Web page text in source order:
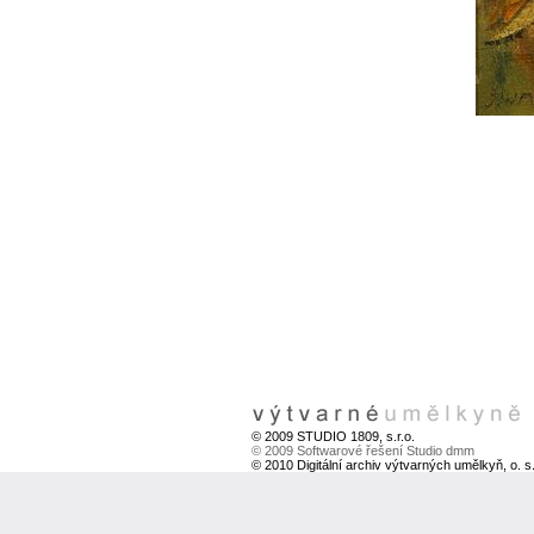
© 2009 STUDIO 1809, s.r.o.
© 2009 Softwarové řešení Studio dmm
© 2010 Digitální archiv výtvarných umělkyň, o. s.